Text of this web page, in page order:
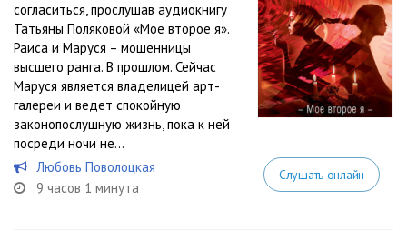
согласиться, прослушав аудиокнигу
Татьяны Поляковой «Мое второе я».
Раиса и Маруся – мошенницы
высшего ранга. В прошлом. Сейчас
Маруся является владелицей арт-
галереи и ведет спокойную
законопослушную жизнь, пока к ней
посреди ночи не...
Любовь Поволоцкая
9 часов 1 минута
Слушать онлайн